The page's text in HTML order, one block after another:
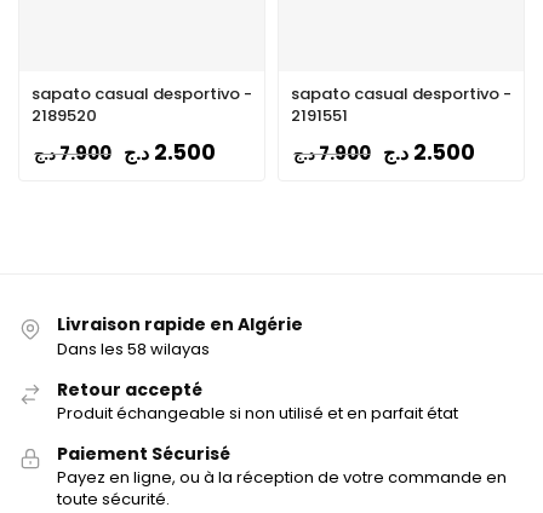
sapato casual desportivo -
2189520
7.900د.ج 2.500 د.ج
sapato casual desportivo -
2191551
7.900د.ج 2.500 د.ج
Livraison rapide en Algérie
Dans les 58 wilayas
Retour accepté
Produit échangeable si non utilisé et en parfait état
Paiement Sécurisé
Payez en ligne, ou à la réception de votre commande en
toute sécurité.